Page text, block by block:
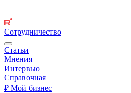
Сотрудничество
Статьи
Мнения
Интервью
Справочная
₽ Мой бизнес